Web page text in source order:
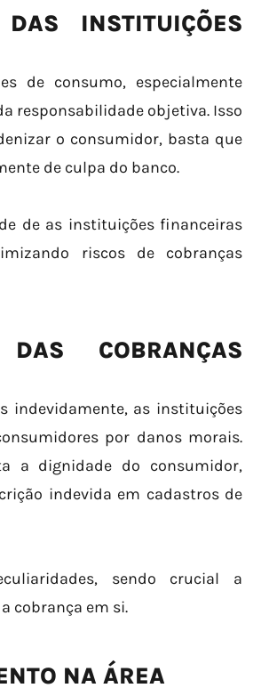
INSTITUIÇÕES
de consumo, especialmente
responsabilidade objetiva. Isso
o consumidor, basta que
de culpa do banco.
de as instituições financeiras
riscos de cobranças
DAS COBRANÇAS
indevidamente, as instituições
por danos morais.
a dignidade do consumidor,
indevida em cadastros de
sendo crucial a
cobrança em si.
NA ÁREA